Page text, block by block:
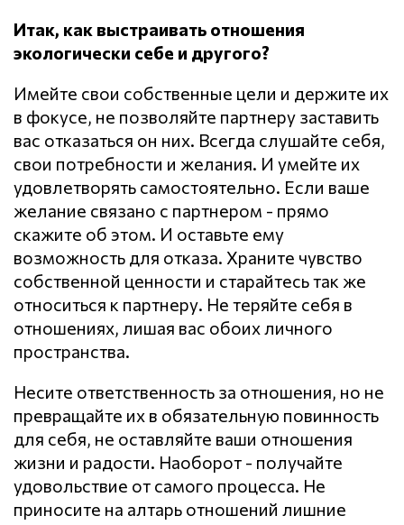
Итак, как выстраивать отношения
экологически себе и другого?
Имейте свои собственные цели и держите их
в фокусе, не позволяйте партнеру заставить
вас отказаться он них. Всегда слушайте себя,
свои потребности и желания. И умейте их
удовлетворять самостоятельно. Если ваше
желание связано с партнером - прямо
скажите об этом. И оставьте ему
возможность для отказа. Храните чувство
собственной ценности и старайтесь так же
относиться к партнеру. Не теряйте себя в
отношениях, лишая вас обоих личного
пространства.
Несите ответственность за отношения, но не
превращайте их в обязательную повинность
для себя, не оставляйте ваши отношения
жизни и радости. Наоборот - получайте
удовольствие от самого процесса. Не
приносите на алтарь отношений лишние